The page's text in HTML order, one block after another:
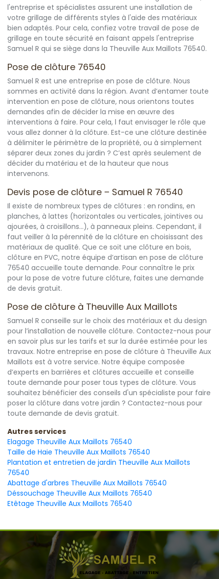
l'entreprise et spécialistes assurent une installation de
votre grillage de différents styles à l'aide des matériaux
bien adaptés. Pour cela, confiez votre travail de pose de
grillage en toute sécurité en faisant appels l'entreprise
Samuel R qui se siège dans la Theuville Aux Maillots 76540.
Pose de clôture 76540
Samuel R est une entreprise en pose de clôture. Nous
sommes en activité dans la région. Avant d’entamer toute
intervention en pose de clôture, nous orientons toutes
demandes afin de décider la mise en œuvre des
interventions à faire. Pour cela, l faut envisager le rôle que
vous allez donner à la clôture. Est-ce une clôture destinée
à délimiter le périmètre de la propriété, ou à simplement
séparer deux zones du jardin ? C’est après seulement de
décider du matériau et de la hauteur que nous
intervenons.
Devis pose de clôture – Samuel R 76540
Il existe de nombreux types de clôtures : en rondins, en
planches, à lattes (horizontales ou verticales, jointives ou
ajourées, à croisillons...), à panneaux pleins. Cependant, il
faut veiller à la pérennité de la clôture en choisissant des
matériaux de qualité. Que ce soit une clôture en bois,
clôture en PVC, notre équipe d’artisan en pose de clôture
76540 accueille toute demande. Pour connaître le prix
pour la pose de votre future clôture, faites une demande
de devis gratuit.
Pose de clôture à Theuville Aux Maillots
Samuel R conseille sur le choix des matériaux et du design
pour l’installation de nouvelle clôture. Contactez-nous pour
en savoir plus sur les tarifs et sur la durée estimée pour les
travaux. Notre entreprise en pose de clôture à Theuville Aux
Maillots est à votre service. Notre équipe composée
d’experts en barrières et clôtures accueille et conseille
toute demande pour poser tous types de clôture. Vous
souhaitez bénéficier des conseils d'un spécialiste pour faire
poser la clôture dans votre jardin ? Contactez-nous pour
toute demande de devis gratuit.
Autres services
Elagage Theuville Aux Maillots 76540
Taille de Haie Theuville Aux Maillots 76540
Plantation et entretien de jardin Theuville Aux Maillots
76540
Abattage d'arbres Theuville Aux Maillots 76540
Déssouchage Theuville Aux Maillots 76540
Etêtage Theuville Aux Maillots 76540